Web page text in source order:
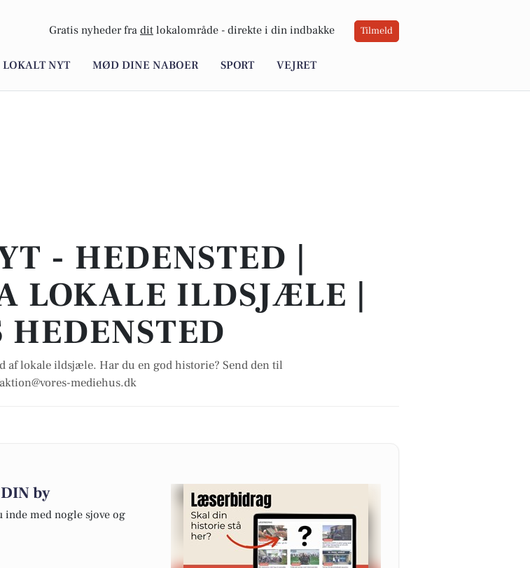
Gratis nyheder fra dit lokalområde - direkte i din indbakke Tilmeld
LOKALT NYT MØD DINE NABOER SPORT VEJRET
- HEDENSTED |
LOKALE ILDSJÆLE |
HEDENSTED
af lokale ildsjæle. Har du en god historie? Send den til
mediehus.dk
by
inde med nogle sjove og